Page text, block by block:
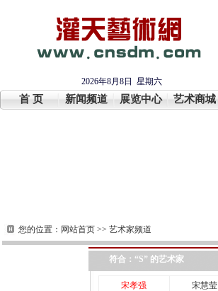
2026年8月8日 星期六
首 页 新闻频道 展览中心 艺术商城
您的位置： 网站首页 >> 艺术家频道
符合：“S” 的艺术家
宋孝强 宋慧莹